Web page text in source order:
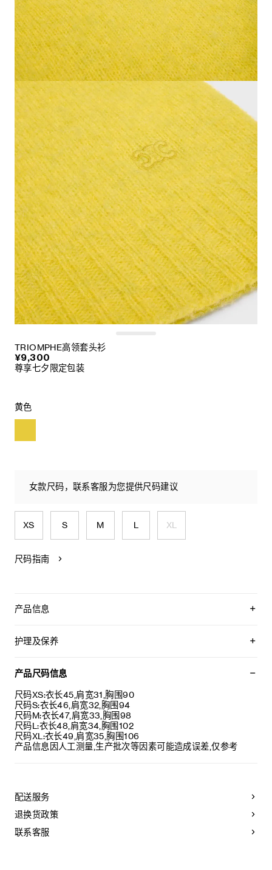
TRIOMPHE高领套头衫
¥9,300
尊享七夕限定包装
黄色
女款尺码，联系客服为您提供尺码建议
XS S M L XL
尺码指南
产品信息
TRIOMPHE贴饰
肩部饰有“LES JOURS CELINE”细节
意大利制造
编号：RY0JN0904.43JU
护理及保养
仅使用不含漂白剂的洗衣产品。
最高熨烫温度：110°C / 230°F
不可使用蒸汽。
本品可用芳香化合物进行轻柔干洗。
产品尺码信息
尺码XS:衣长45,肩宽31,胸围90
尺码S:衣长46,肩宽32,胸围94
尺码M:衣长47,肩宽33,胸围98
尺码L:衣长48,肩宽34,胸围102
尺码XL:衣长49,肩宽35,胸围106
产品信息因人工测量,生产批次等因素可能造成误差,仅参考
配送服务
退换货政策
联系客服